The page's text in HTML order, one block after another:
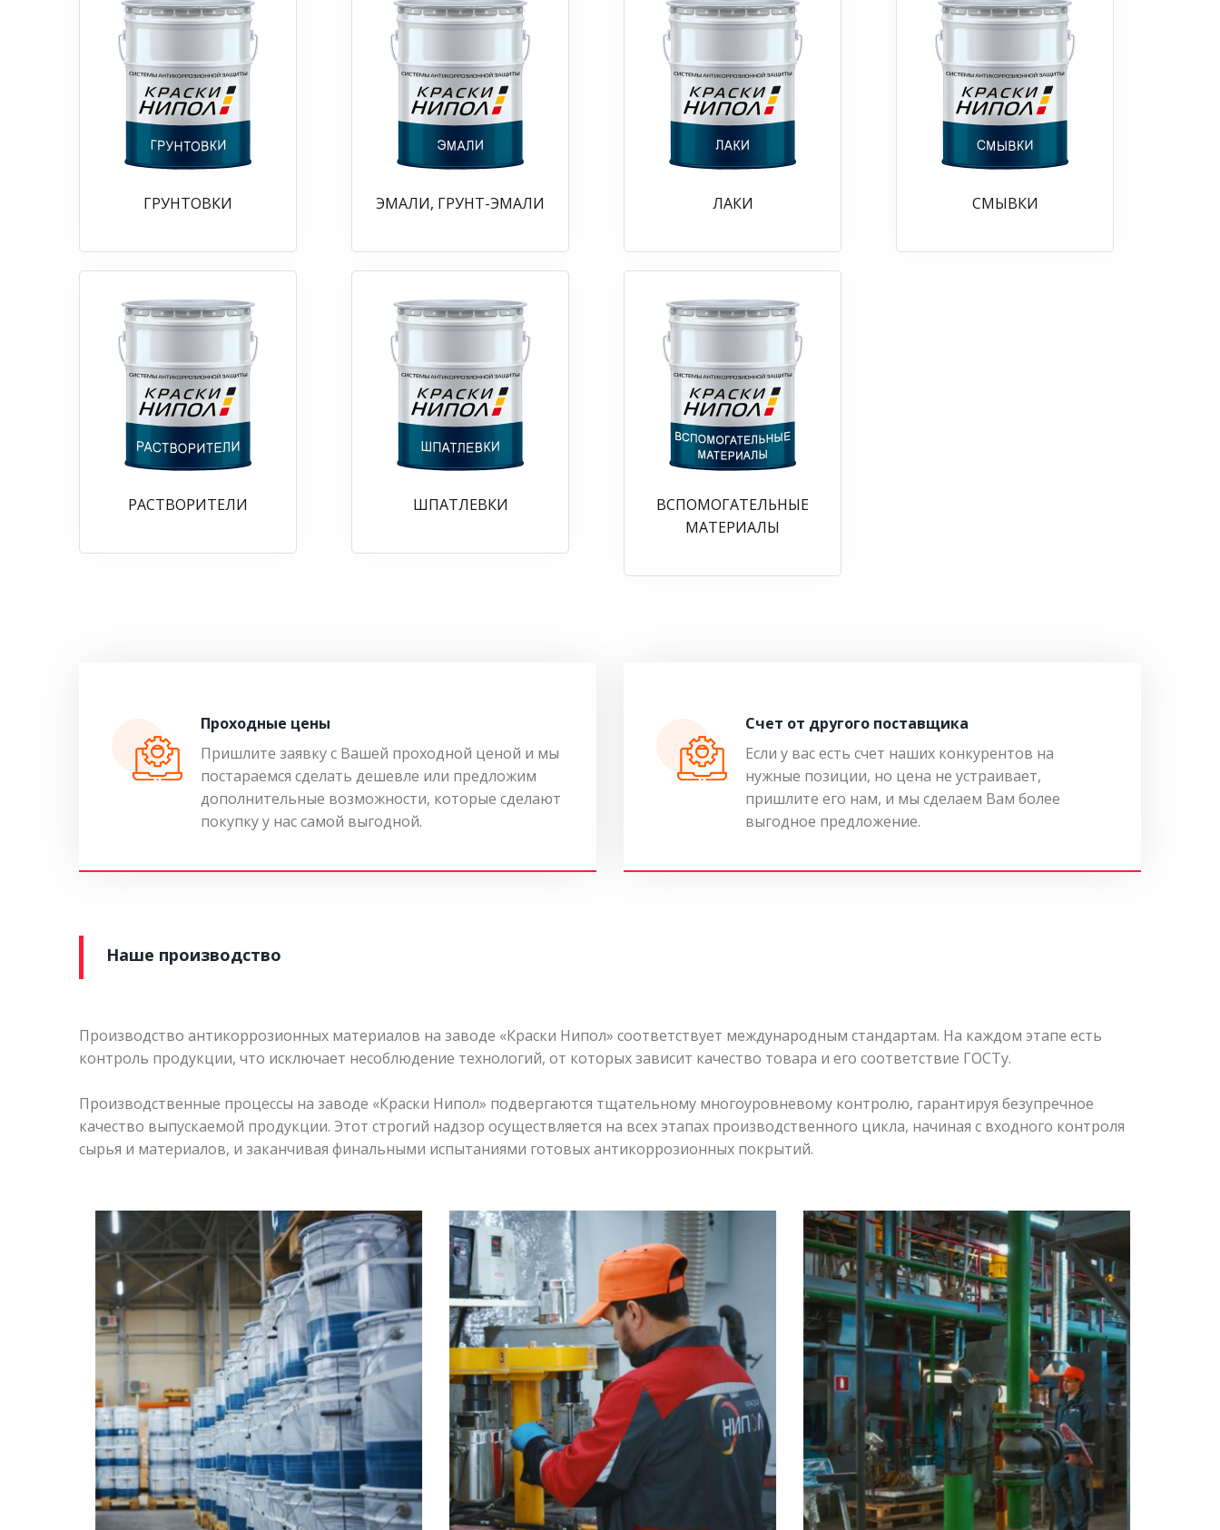
ГРУНТОВКИ ЭМАЛИ, ГРУНТ-ЭМАЛИ ЛАКИ СМЫВКИ
РАСТВОРИТЕЛИ ШПАТЛЕВКИ
ВСПОМОГАТЕЛЬНЫЕ
МАТЕРИАЛЫ
Проходные цены
Пришлите заявку с Вашей проходной ценой и мы
постараемся сделать дешевле или предложим
дополнительные возможности, которые сделают
покупку у нас самой выгодной.
Cчет от другого поставщика
Если у вас есть счет наших конкурентов на
нужные позиции, но цена не устраивает,
пришлите его нам, и мы сделаем Вам более
выгодное предложение.
Наше производство
Производство антикоррозионных материалов на заводе «Краски Нипол» соответствует международным стандартам. На каждом этапе есть
контроль продукции, что исключает несоблюдение технологий, от которых зависит качество товара и его соответствие ГОСТу.
Производственные процессы на заводе «Краски Нипол» подвергаются тщательному многоуровневому контролю, гарантируя безупречное
качество выпускаемой продукции. Этот строгий надзор осуществляется на всех этапах производственного цикла, начиная с входного контроля
сырья и материалов, и заканчивая финальными испытаниями готовых антикоррозионных покрытий.